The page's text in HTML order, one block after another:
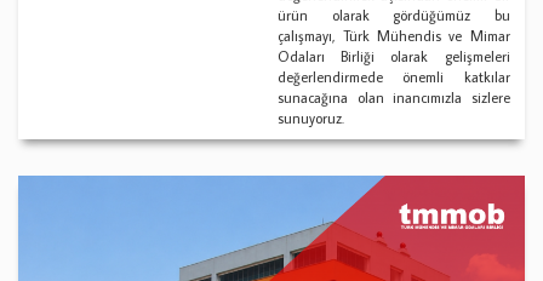
ürün olarak gördüğümüz bu
çalışmayı, Türk Mühendis ve Mimar
Odaları Birliği olarak gelişmeleri
değerlendirmede önemli katkılar
sunacağına olan inancımızla sizlere
sunuyoruz.